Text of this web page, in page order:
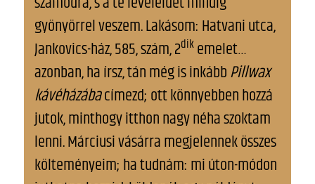
gyönyörrel veszem. Lakásom: Hatvani utca,
Jankovics-ház, 585, szám, 2dikemelet…
azonban, ha írsz, tán még is inkábbPillwax
kávéházábacímezd; ott könnyebben hozzá
jutok, minthogy itthon nagy néha szoktam
lenni. Márciusi vásárra megjelennek összes
költeményeim; ha tudnám: mi úton-módon